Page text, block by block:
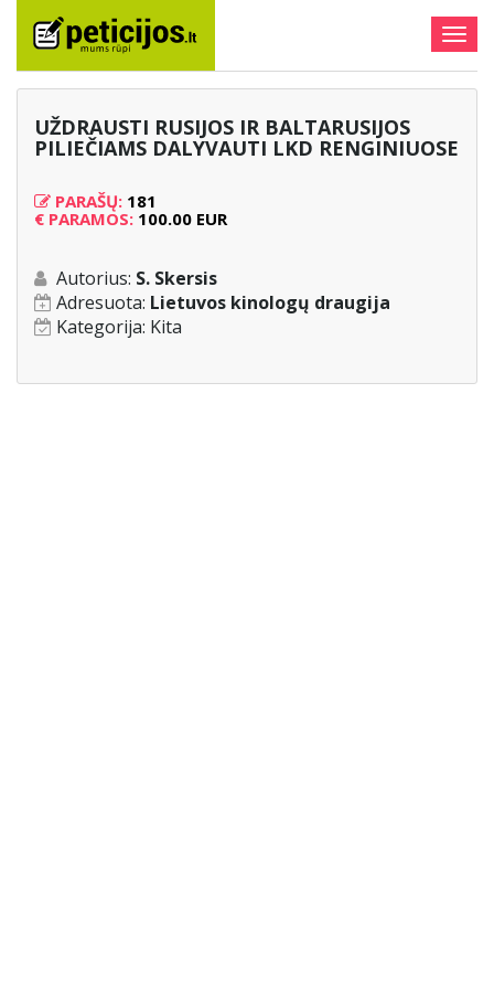
UŽDRAUSTI RUSIJOS IR BALTARUSIJOS
PILIEČIAMS DALYVAUTI LKD RENGINIUOSE
PARAŠŲ: 181
€ PARAMOS: 100.00 EUR
Autorius: S. Skersis
Adresuota: Lietuvos kinologų draugija
Kategorija: Kita